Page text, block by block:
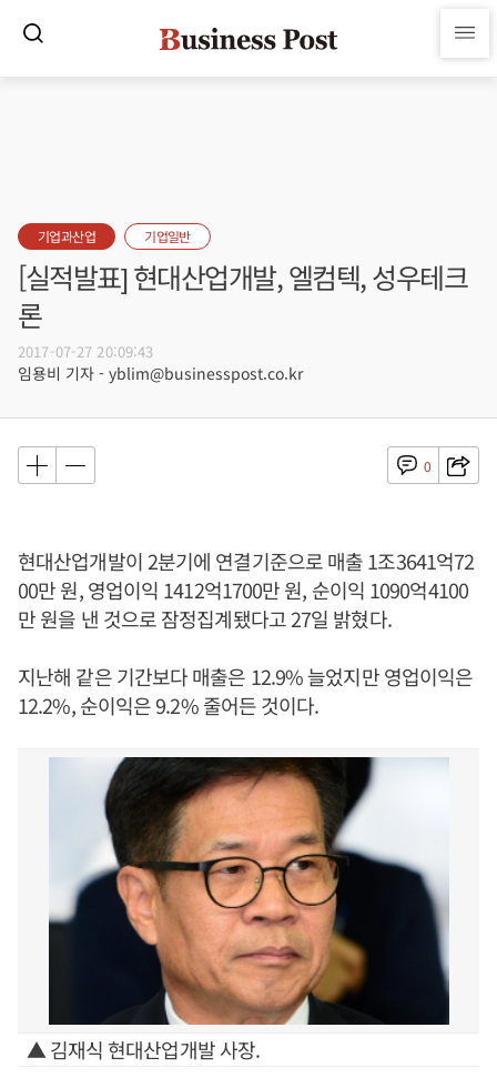
기업과산업 기업일반
[실적발표] 현대산업개발, 엘컴텍, 성우테크
론
2017-07-27 20:09:43
임용비 기자 - yblim@businesspost.co.kr
0
현대산업개발이 2분기에 연결기준으로 매출 1조3641억72
00만 원, 영업이익 1412억1700만 원, 순이익 1090억4100
만 원을 낸 것으로 잠정집계됐다고 27일 밝혔다.
지난해 같은 기간보다 매출은 12.9% 늘었지만 영업이익은
12.2%, 순이익은 9.2% 줄어든 것이다.
▲ 김재식 현대산업개발 사장.